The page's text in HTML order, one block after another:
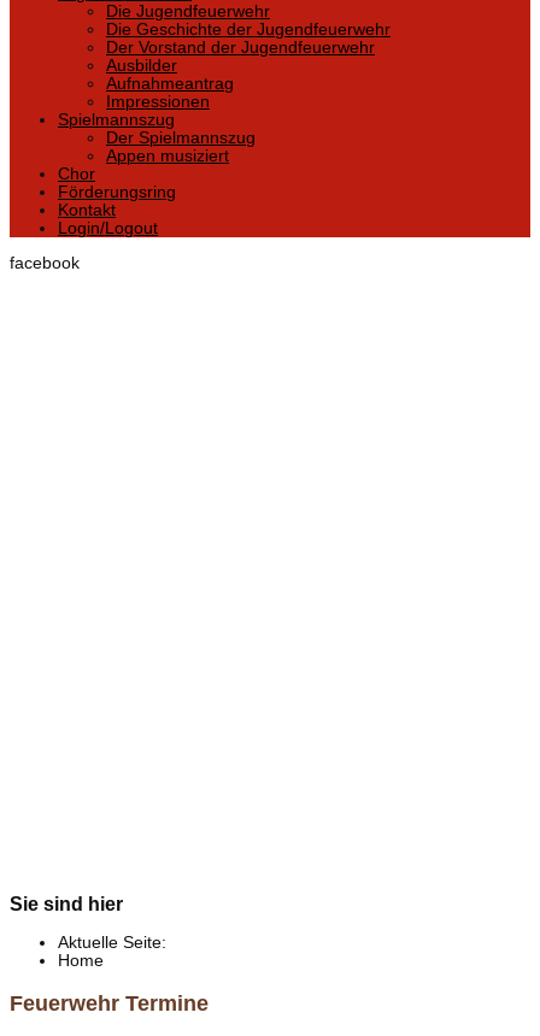
Die Jugendfeuerwehr
Die Geschichte der Jugendfeuerwehr
Der Vorstand der Jugendfeuerwehr
Ausbilder
Aufnahmeantrag
Impressionen
Spielmannszug
Der Spielmannszug
Appen musiziert
Chor
Förderungsring
Kontakt
Login/Logout
facebook
Sie sind hier
Aktuelle Seite:
Home
Feuerwehr Termine